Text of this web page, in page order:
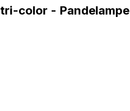
color - Pandelampe